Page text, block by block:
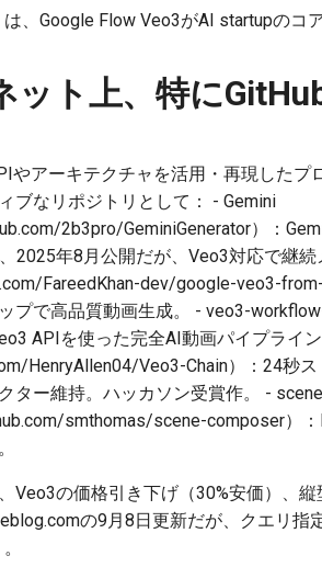
は、Google Flow Veo3がAI startupのコ
ット上、特に
やアーキテクチャを活用・再現した
ブなリポジトリとして： - Gemini
2b3pro/GeminiGenerator）：
2025年8月公開だが、Veo3対応で継
FareedKhan-dev/google-veo3-
プで高品質動画生成。 - veo3-
APIを使った完全AI動画パイプライ
HenryAllen04/Veo3-Chain）：24秒
ター維持。ハッカソン受賞作。 -
smthomas/scene-composer）
Veo3の価格引き下げ（30%安価）、
の9月8日更新だが、クエリ